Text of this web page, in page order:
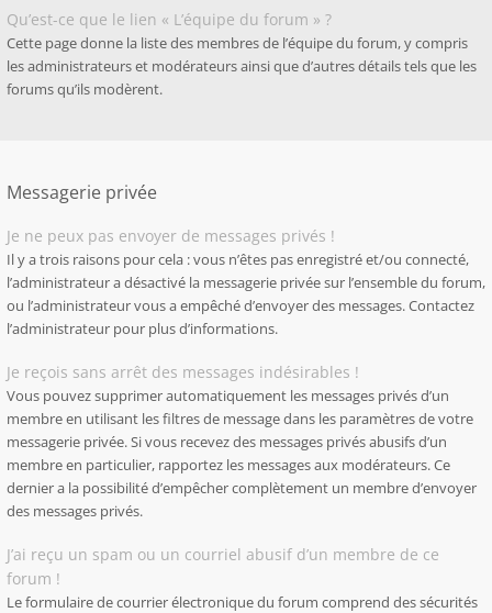
Qu’est-ce que le lien « L’équipe du forum » ?
Cette page donne la liste des membres de l’équipe du forum, y compris
les administrateurs et modérateurs ainsi que d’autres détails tels que les
forums qu’ils modèrent.
Messagerie privée
Je ne peux pas envoyer de messages privés !
Il y a trois raisons pour cela : vous n’êtes pas enregistré et/ou connecté,
l’administrateur a désactivé la messagerie privée sur l’ensemble du forum,
ou l’administrateur vous a empêché d’envoyer des messages. Contactez
l’administrateur pour plus d’informations.
Je reçois sans arrêt des messages indésirables !
Vous pouvez supprimer automatiquement les messages privés d’un
membre en utilisant les filtres de message dans les paramètres de votre
messagerie privée. Si vous recevez des messages privés abusifs d’un
membre en particulier, rapportez les messages aux modérateurs. Ce
dernier a la possibilité d’empêcher complètement un membre d’envoyer
des messages privés.
J’ai reçu un spam ou un courriel abusif d’un membre de ce
forum !
Le formulaire de courrier électronique du forum comprend des sécurités